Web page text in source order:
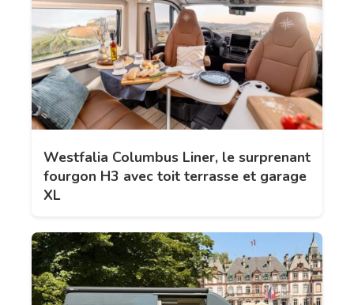
Westfalia Columbus Liner, le surprenant
fourgon H3 avec toit terrasse et garage
XL